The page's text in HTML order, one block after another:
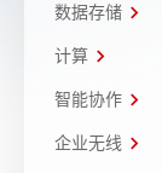
数据存储
计算
智能协作
企业无线